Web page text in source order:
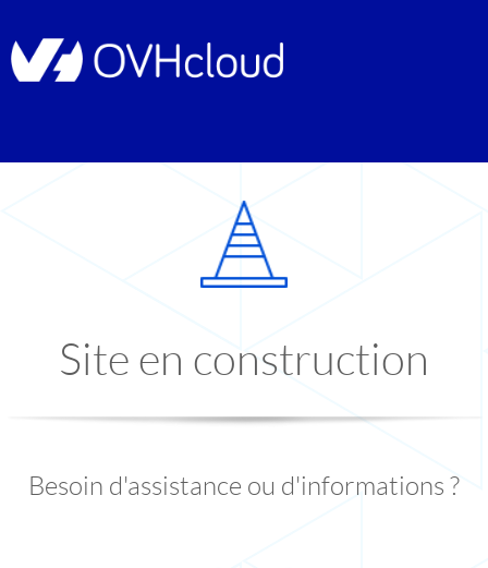
Site en construction
Besoin d'assistance ou d'informations ?